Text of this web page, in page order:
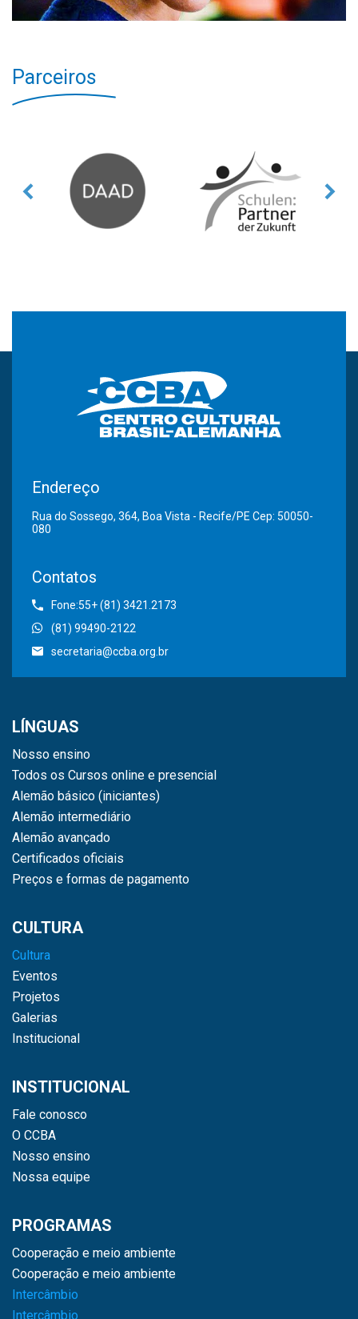
Parceiros
Endereço
Rua do Sossego, 364, Boa Vista - Recife/PE Cep: 50050-
080
Contatos
Fone:55+ (81) 3421.2173
(81) 99490-2122
secretaria@ccba.org.br
LÍNGUAS
Nosso ensino
Todos os Cursos online e presencial
Alemão básico (iniciantes)
Alemão intermediário
Alemão avançado
Certificados oficiais
Preços e formas de pagamento
CULTURA
Cultura
Eventos
Projetos
Galerias
Institucional
INSTITUCIONAL
Fale conosco
O CCBA
Nosso ensino
Nossa equipe
PROGRAMAS
Cooperação e meio ambiente
Cooperação e meio ambiente
Intercâmbio
Intercâmbio